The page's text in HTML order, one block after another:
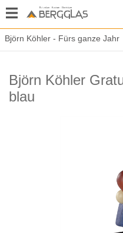
Björn Köhler - Fürs ganze Jahr
Björn Köhler
blau